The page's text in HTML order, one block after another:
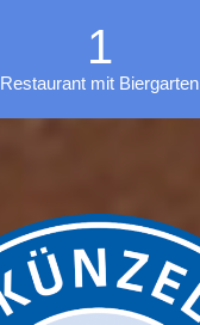
1
Restaurant mit Biergarten